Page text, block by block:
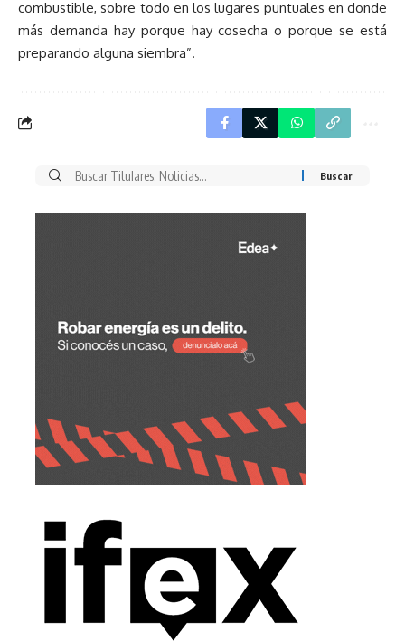
combustible, sobre todo en los lugares puntuales en donde
más demanda hay porque hay cosecha o porque se está
preparando alguna siembra”.
Buscar